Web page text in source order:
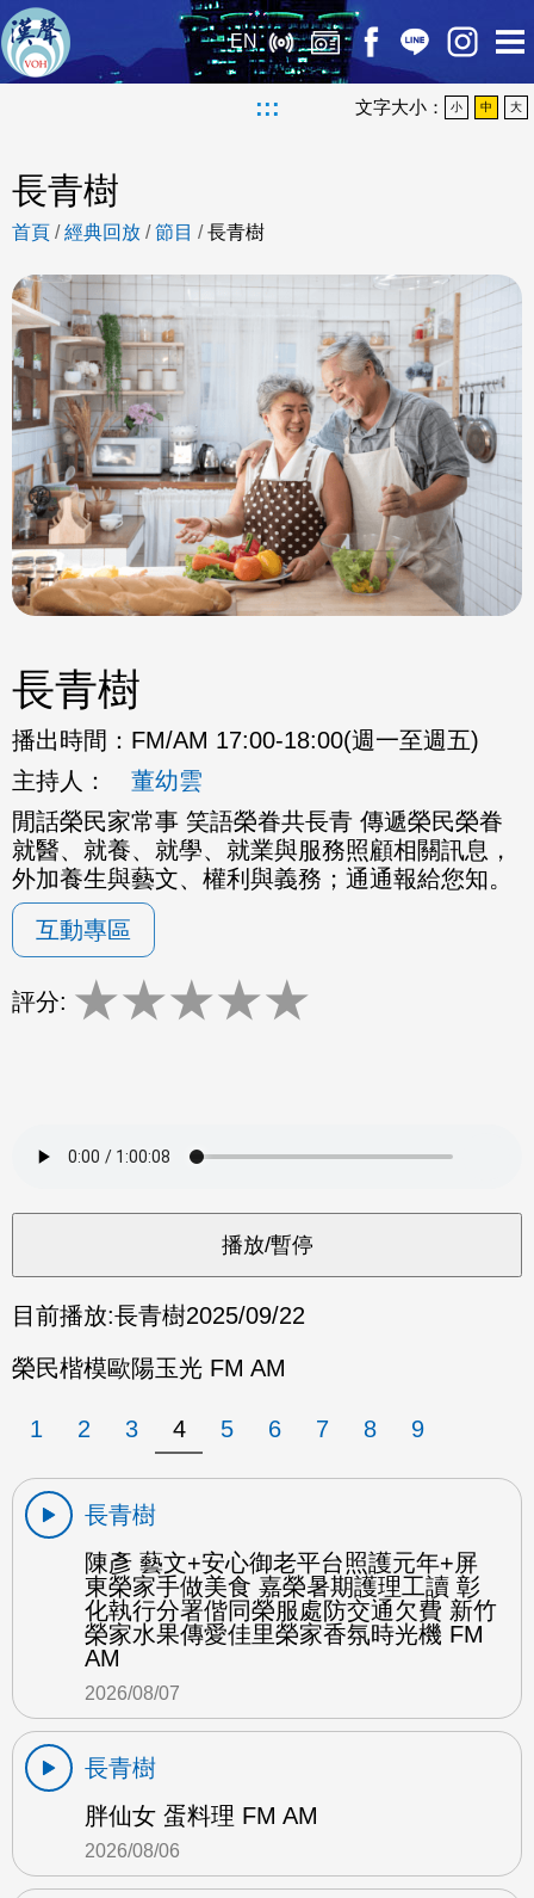
EN
::: 文字大小： 小 中 大
長青樹
首頁 /經典回放 /節目 /長青樹
長青樹
播出時間： FM/AM 17:00-18:00(週一至週五)
主持人：
董幼雲
閒話榮民家常事 笑語榮眷共長青 傳遞榮民榮眷
就醫、就養、就學、就業與服務照顧相關訊息，
外加養生與藝文、權利與義務；通通報給您知。
互動專區
評分: ★★★★★
目前播放:長青樹2025/09/22
榮民楷模歐陽玉光 FM AM
1 2 3 4 5 6 7 8 9
長青樹
陳彥 藝文+安心御老平台照護元年+屏
東榮家手做美食 嘉榮暑期護理工讀 彰
化執行分署偕同榮服處防交通欠費 新竹
榮家水果傳愛佳里榮家香氛時光機 FM
AM
2026/08/07
長青樹
胖仙女 蛋料理 FM AM
2026/08/06